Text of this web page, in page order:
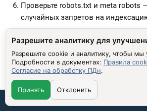
Проверьте robots.txt и meta robots
случайных запретов на
исключительных случаях
одинаковым контентом).
Тестируйте CTR в Google Search
страницы с низким
Обновляйте мета-теги раз в 3–6
Связаться со мной:
Разрешите аналитику для
Разрешите cookie и аналитику, чтобы мы
Подробности в документах: Правила
Согласие на обработку ПДн.
Принять Отклонить